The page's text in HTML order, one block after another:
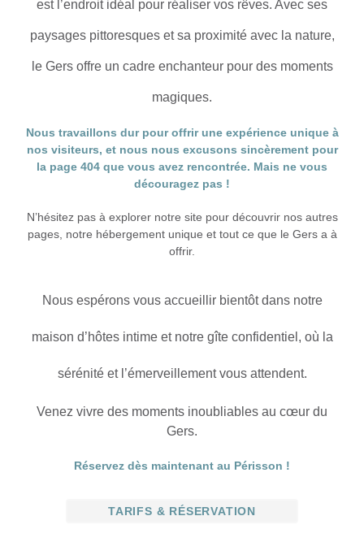
est l’endroit idéal pour réaliser vos rêves. Avec ses
paysages pittoresques et sa proximité avec la nature,
le Gers offre un cadre enchanteur pour des moments
magiques.
Nous travaillons dur pour offrir une expérience unique à
nos visiteurs, et nous nous excusons sincèrement pour
la page 404 que vous avez rencontrée. Mais ne vous
découragez pas !
N’hésitez pas à explorer notre site pour découvrir nos autres
pages, notre hébergement unique et tout ce que le Gers a à
offrir.
Nous espérons vous accueillir bientôt dans notre
maison d’hôtes intime et notre gîte confidentiel, où la
sérénité et l’émerveillement vous attendent.
Venez vivre des moments inoubliables au cœur du
Gers.
Réservez dès maintenant au Périsson !
TARIFS & RÉSERVATION